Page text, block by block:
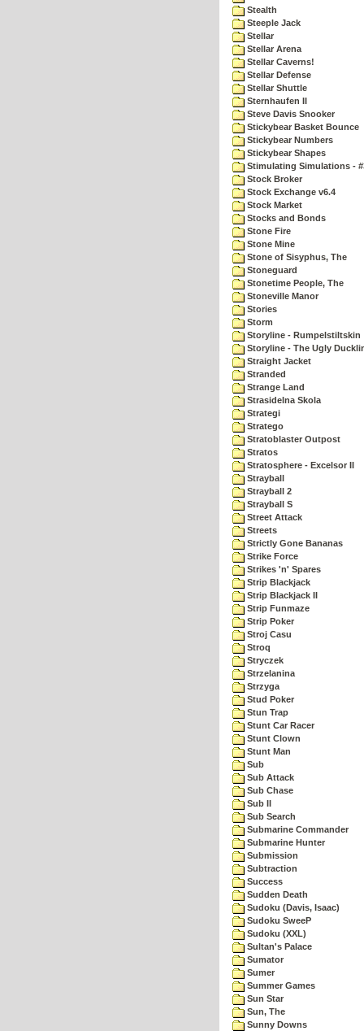
Stealth
Steeple Jack
Stellar
Stellar Arena
Stellar Caverns!
Stellar Defense
Stellar Shuttle
Sternhaufen II
Steve Davis Snooker
Stickybear Basket Bounce
Stickybear Numbers
Stickybear Shapes
Stimulating Simulations -
Stock Broker
Stock Exchange v6.4
Stock Market
Stocks and Bonds
Stone Fire
Stone Mine
Stone of Sisyphus, The
Stoneguard
Stonetime People, The
Stoneville Manor
Stories
Storm
Storyline - Rumpelstiltskin
Storyline - The Ugly
Straight Jacket
Stranded
Strange Land
Strasidelna Skola
Strategi
Stratego
Stratoblaster Outpost
Stratos
Stratosphere - Excelsor II
Strayball
Strayball 2
Strayball S
Street Attack
Streets
Strictly Gone Bananas
Strike Force
Strikes 'n' Spares
Strip Blackjack
Strip Blackjack II
Strip Funmaze
Strip Poker
Stroj Casu
Stroq
Stryczek
Strzelanina
Strzyga
Stud Poker
Stun Trap
Stunt Car Racer
Stunt Clown
Stunt Man
Sub
Sub Attack
Sub Chase
Sub II
Sub Search
Submarine Commander
Submarine Hunter
Submission
Subtraction
Success
Sudden Death
Sudoku (Davis, Isaac)
Sudoku SweeP
Sudoku (XXL)
Sultan's Palace
Sumator
Sumer
Summer Games
Sun Star
Sun, The
Sunny Downs